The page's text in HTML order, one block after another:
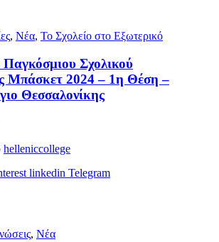
, Νέα, Το Σχολείο στο Εξωτερικό
Σχολικού
Μπάσκετ 2024 – 1η Θέση –
Θεσσαλονίκης
helleniccollege
linkedin Telegram
, Νέα